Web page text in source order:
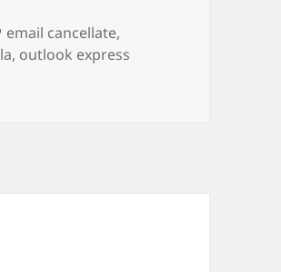
Tag
email cancellate,
, outlook express